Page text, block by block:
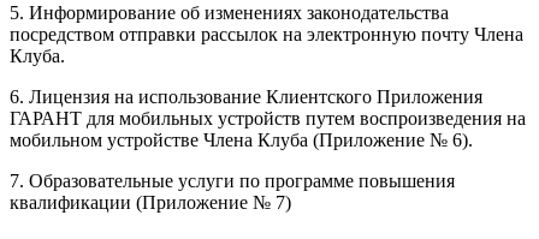
5. Информирование об изменениях законодательства
посредством отправки рассылок на электронную почту Члена
Клуба.
6. Лицензия на использование Клиентского Приложения
ГАРАНТ для мобильных устройств путем воспроизведения на
мобильном устройстве Члена Клуба (Приложение № 6).
7. Образовательные услуги по программе повышения
квалификации (Приложение № 7)